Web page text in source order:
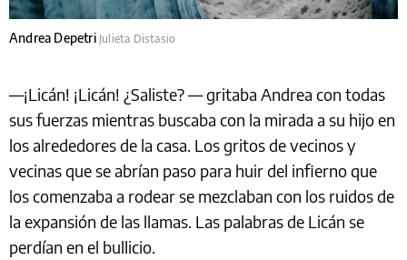
Andrea Depetri Julieta Distasio
—¡Licán! ¡Licán! ¿Saliste? — gritaba Andrea con todas
sus fuerzas mientras buscaba con la mirada a su hijo en
los alrededores de la casa. Los gritos de vecinos y
vecinas que se abrían paso para huir del infierno que
los comenzaba a rodear se mezclaban con los ruidos de
la expansión de las llamas. Las palabras de Licán se
perdían en el bullicio.